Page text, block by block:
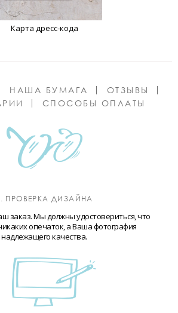
Карта дресс-кода
НАША БУМАГА
ОТЗЫВЫ
СПОСОБЫ ОПЛАТЫ
ПРОВЕРКА ДИЗАЙНА
заказ. Мы должны удостовериться, что
опечаток, а Ваша фотография
надлежащего качества.